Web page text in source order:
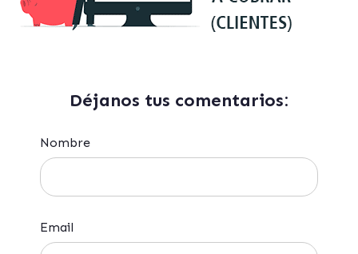
Déjanos tus comentarios:
Nombre
Email